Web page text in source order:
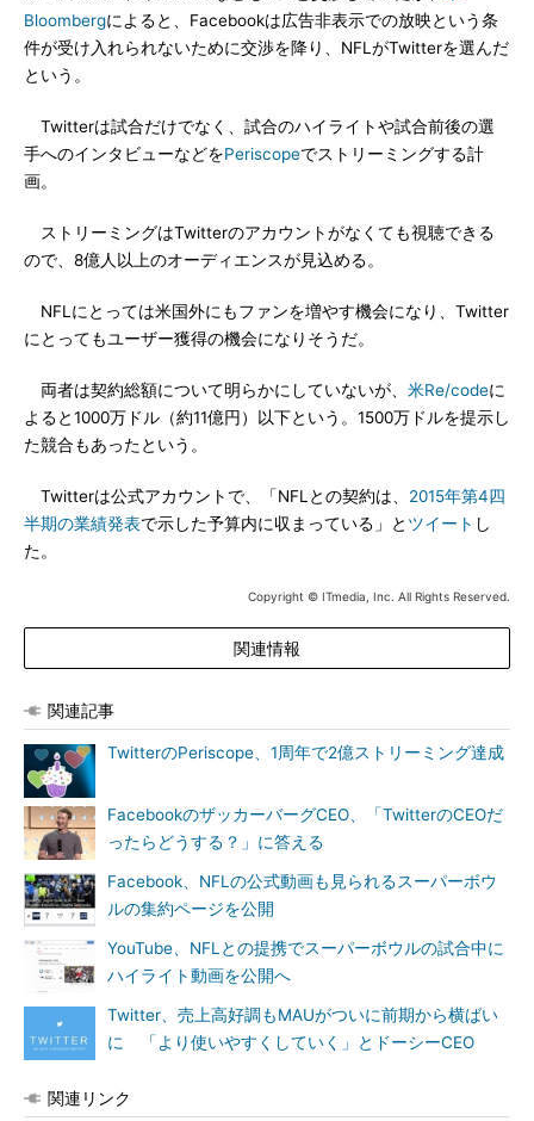
Bloombergによると、Facebookは広告非表示での放映という条
件が受け入れられないために交渉を降り、NFLがTwitterを選んだ
という。
Twitterは試合だけでなく、試合のハイライトや試合前後の選
手へのインタビューなどをPeriscopeでストリーミングする計
画。
ストリーミングはTwitterのアカウントがなくても視聴できる
ので、8億人以上のオーディエンスが見込める。
NFLにとっては米国外にもファンを増やす機会になり、Twitter
にとってもユーザー獲得の機会になりそうだ。
両者は契約総額について明らかにしていないが、 米Re/codeに
よると1000万ドル（約11億円）以下という。1500万ドルを提示し
た競合もあったという。
Twitterは公式アカウントで、「NFLとの契約は、 2015年第4四
半期の業績発表で示した予算内に収まっている」と ツイート し
た。
Copyright © ITmedia, Inc. All Rights Reserved.
関連情報
関連記事
TwitterのPeriscope、1周年で2億ストリーミング達成
FacebookのザッカーバーグCEO、「TwitterのCEOだ
ったらどうする？」に答える
Facebook、NFLの公式動画も見られるスーパーボウ
ルの集約ページを公開
YouTube、NFLとの提携でスーパーボウルの試合中に
ハイライト動画を公開へ
Twitter、売上高好調もMAUがついに前期から横ばい
に 「より使いやすくしていく」とドーシーCEO
関連リンク